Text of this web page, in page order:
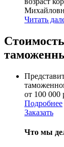
Читать
от 100 000
Подробнее
Заказать
Что мы